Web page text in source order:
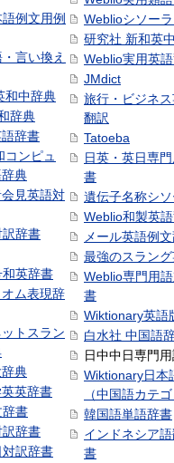
例文用例
言い換え
和中辞典
辞典
辞書
コンピュ
典
見英語対
訳辞書
英辞書
ム表現辞
トスラン
典
英辞書
辞書
訳辞書
訳辞書
Weblioシソー
研究社 新和英
Weblio実用英
JMdict
旅行・ビジネ
翻訳
Tatoeba
日英・英日専
書
遺伝子名称シ
Weblio和製英
メール英語例
最強のスラン
Weblio専門用
書
Wiktionary英語
白水社 中国語
日中中日専門
Wiktionary日本
（中国語カテ
韓国語単語辞書
インドネシア
書